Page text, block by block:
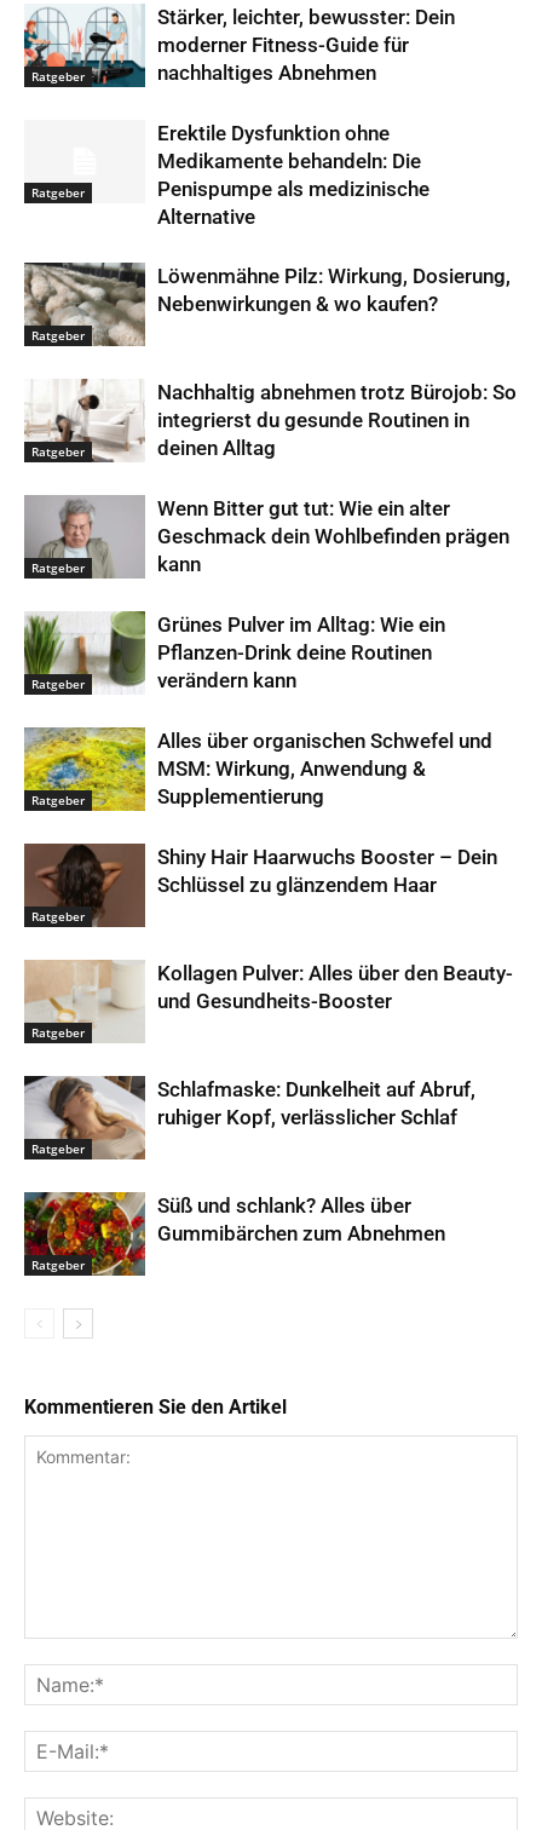
Ratgeber
Stärker, leichter, bewusster: Dein
moderner Fitness-Guide für
nachhaltiges Abnehmen
Ratgeber
Erektile Dysfunktion ohne
Medikamente behandeln: Die
Penispumpe als medizinische
Alternative
Ratgeber
Löwenmähne Pilz: Wirkung, Dosierung,
Nebenwirkungen & wo kaufen?
Ratgeber
Nachhaltig abnehmen trotz Bürojob: So
integrierst du gesunde Routinen in
deinen Alltag
Ratgeber
Wenn Bitter gut tut: Wie ein alter
Geschmack dein Wohlbefinden prägen
kann
Ratgeber
Grünes Pulver im Alltag: Wie ein
Pflanzen-Drink deine Routinen
verändern kann
Ratgeber
Alles über organischen Schwefel und
MSM: Wirkung, Anwendung &
Supplementierung
Ratgeber
Shiny Hair Haarwuchs Booster – Dein
Schlüssel zu glänzendem Haar
Ratgeber
Kollagen Pulver: Alles über den Beauty-
und Gesundheits-Booster
Ratgeber
Schlafmaske: Dunkelheit auf Abruf,
ruhiger Kopf, verlässlicher Schlaf
Ratgeber
Süß und schlank? Alles über
Gummibärchen zum Abnehmen
Kommentieren Sie den Artikel